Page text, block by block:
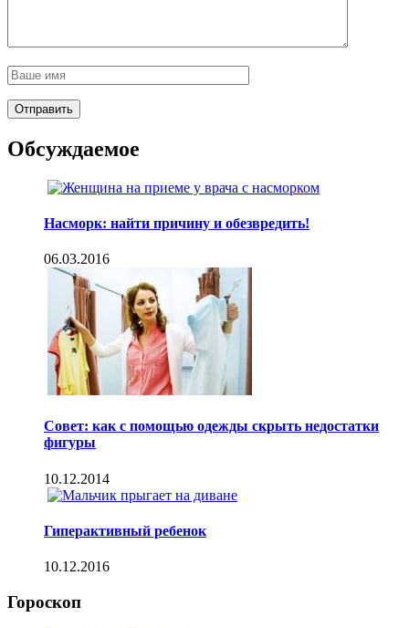
Обсуждаемое
Насморк: найти причину и обезвредить!
06.03.2016
Совет: как с помощью одежды скрыть недостатки
фигуры
10.12.2014
Гиперактивный ребенок
10.12.2016
Гороскоп